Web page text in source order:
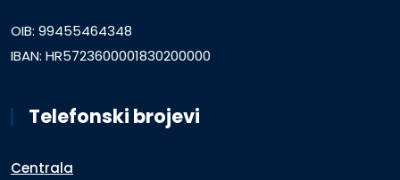
OIB: 99455464348
IBAN: HR5723600001830200000
Telefonski brojevi
Centrala